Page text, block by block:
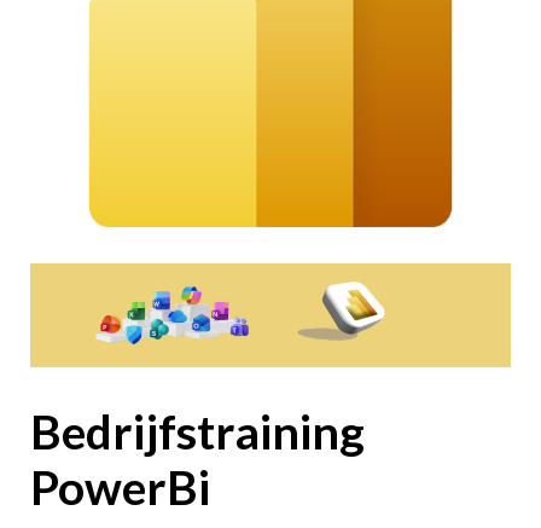
Bedrijfstraining
PowerBi